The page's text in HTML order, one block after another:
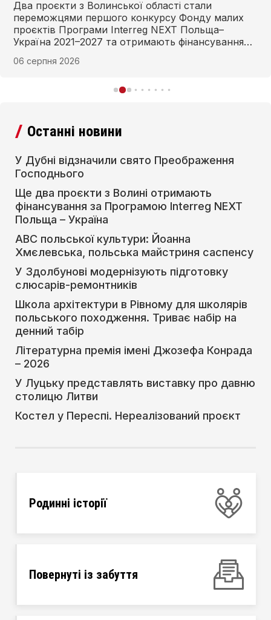
Два проєкти з Волинської області стали
переможцями першого конкурсу Фонду малих
проєктів Програми Interreg NEXT Польща–
Україна 2021–2027 та отримають фінансування
06 серпня 2026
Останні новини
У Дубні відзначили свято Преображення
Господнього
Ще два проєкти з Волині отримають
фінансування за Програмою Interreg NEXT
Польща – Україна
АВС польської культури: Йоанна
Хмєлевська, польська майстриня саспенсу
У Здолбунові модернізують підготовку
слюсарів-ремонтників
Школа архітектури в Рівному для школярів
польського походження. Триває набір на
денний табір
Літературна премія імені Джозефа Конрада
– 2026
У Луцьку представлять виставку про давню
столицю Литви
Костел у Переспі. Нереалізований проєкт
Родинні історії
Повернуті із забуття